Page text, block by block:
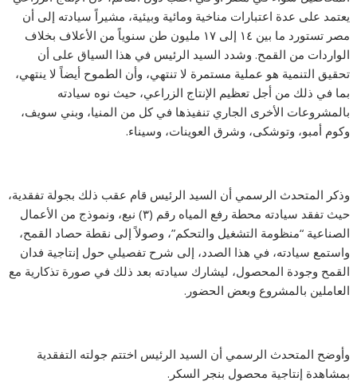
يعتمد على عدة اعتبارات مناخية ومائية وبيئية، مشيراً سيادته إلى أن
مصر تستورد ما بين ١٤ إلى ١٧ مليون طن سنوياً من الأعلاف بخلاف
الواردات من القمح. وشدد السيد الرئيس في هذا السياق على أن
تحقيق التنمية هو عملية مستمرة لا تنتهي، وأن الطموح أيضاً لا ينتهي،
بما في ذلك من أجل تعظيم الإنتاج الزراعي، حيث نوه سيادته
بالمشروعات الأخرى الجاري تنفيذها في كل من المنيا، وبني سويف،
وكوم أمبو، وتوشكى، وشرق العوينات، وسيناء.
وذكر المتحدث الرسمي أن السيد الرئيس قام عقب ذلك بجولة تفقدية،
حيث تفقد سيادته محطة رفع المياه رقم (٣) نبع، ونموذج من الأعمال
الصناعية “منظومة التشغيل والتحكم”، وصولاً إلى نقطة حصاد القمح،
واستمع سيادته، في هذا الصدد، إلى شرح تفصيلي حول إنتاجية فدان
القمح وجودة المحصول، ليشارك سيادته بعد ذلك في صورة تذكارية مع
العاملين بالمشروع وبعض الحضور.
وأوضح المتحدث الرسمي أن السيد الرئيس اختتم جولته التفقدية
بمشاهدة إنتاجية محصول بنجر السكر.